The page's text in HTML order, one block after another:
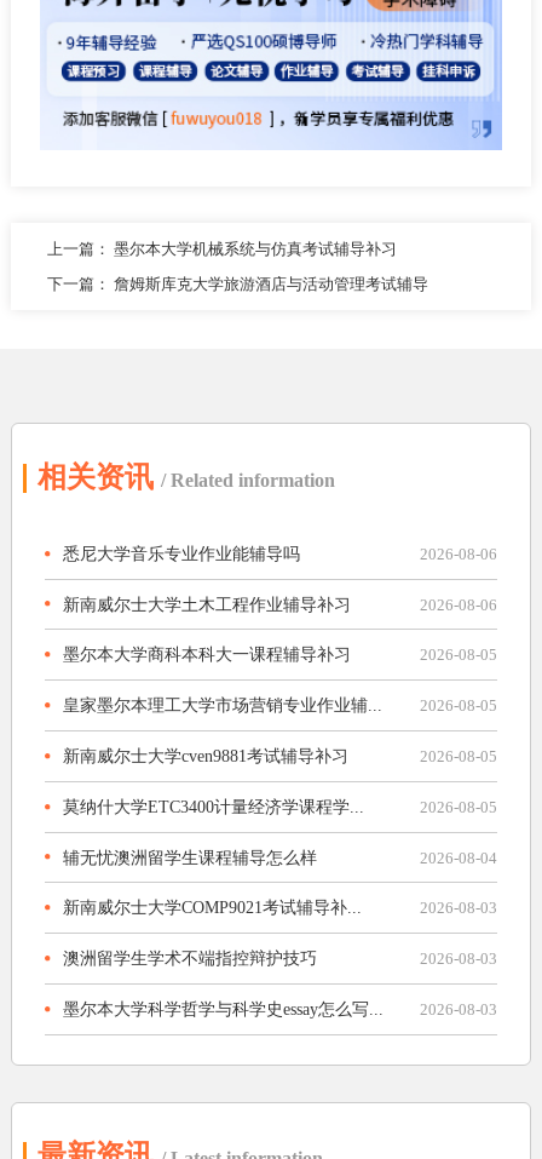
上一篇： 墨尔本大学机械系统与仿真考试辅导补习
下一篇： 詹姆斯库克大学旅游酒店与活动管理考试辅导
相关资讯 / Related information
悉尼大学音乐专业作业能辅导吗 2026-08-06
新南威尔士大学土木工程作业辅导补习 2026-08-06
墨尔本大学商科本科大一课程辅导补习 2026-08-05
皇家墨尔本理工大学市场营销专业作业辅... 2026-08-05
新南威尔士大学cven9881考试辅导补习 2026-08-05
莫纳什大学ETC3400计量经济学课程学... 2026-08-05
辅无忧澳洲留学生课程辅导怎么样 2026-08-04
新南威尔士大学COMP9021考试辅导补... 2026-08-03
澳洲留学生学术不端指控辩护技巧 2026-08-03
墨尔本大学科学哲学与科学史essay怎么写... 2026-08-03